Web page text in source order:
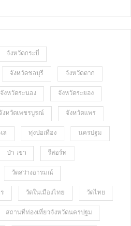
จังหวัดกระบี่
จังหวัดชลบุรี จังหวัดตาก
จังหวัดระนอง จังหวัดระยอง
งหวัดเพชรบูรณ์ จังหวัดแพร่
ล ทุ่งปอเทือง นครปฐม
ป่า-เขา รีสอร์ท
วัดสว่างอารมณ์
วัดในเมืองไทย วัดไทย
สถานที่ท่องเที่ยวจังหวัดนครปฐม